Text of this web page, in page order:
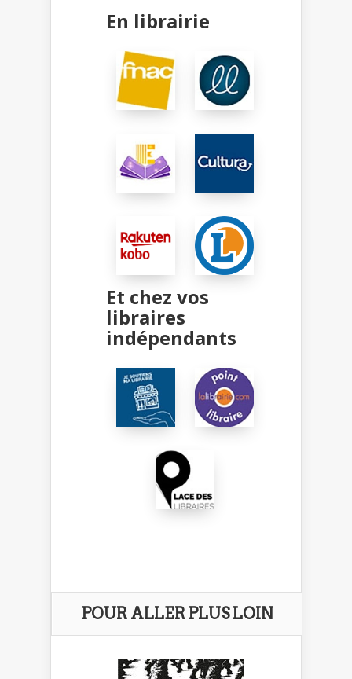
En librairie
Et chez vos
libraires
indépendants
POUR ALLER PLUS LOIN